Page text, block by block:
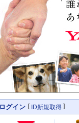
個
ログイン ID新規取得
の